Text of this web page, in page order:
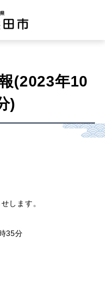
Tagalog
(2023年10
)
します。
35分